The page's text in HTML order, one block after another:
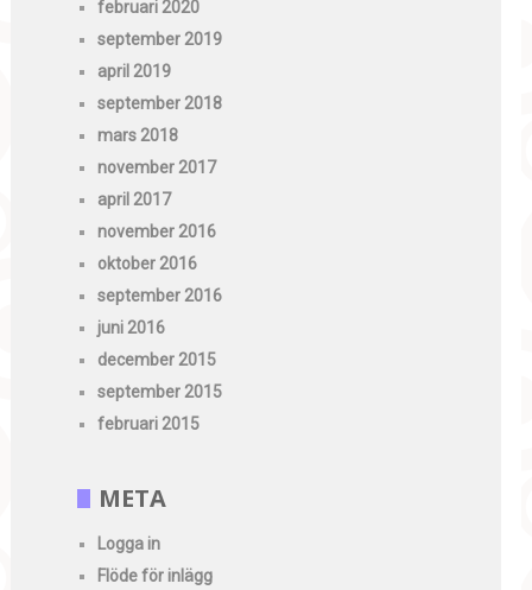
februari 2020
september 2019
april 2019
september 2018
mars 2018
november 2017
april 2017
november 2016
oktober 2016
september 2016
juni 2016
december 2015
september 2015
februari 2015
META
Logga in
Flöde för inlägg